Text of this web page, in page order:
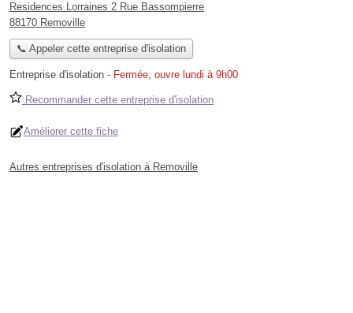
Residences Lorraines 2 Rue Bassompierre
88170 Removille
📞 Appeler cette entreprise d'isolation
Entreprise d'isolation - Fermée, ouvre lundi à 9h00
Recommander cette entreprise d'isolation
Améliorer cette fiche
Autres entreprises d'isolation à Removille